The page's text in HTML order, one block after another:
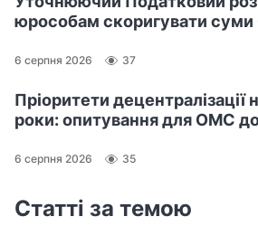
юрособам скоригувати
6 серпня 2026 37
Пріоритети децентралізації
роки: опитування для ОМС
6 серпня 2026 35
Статті за темою